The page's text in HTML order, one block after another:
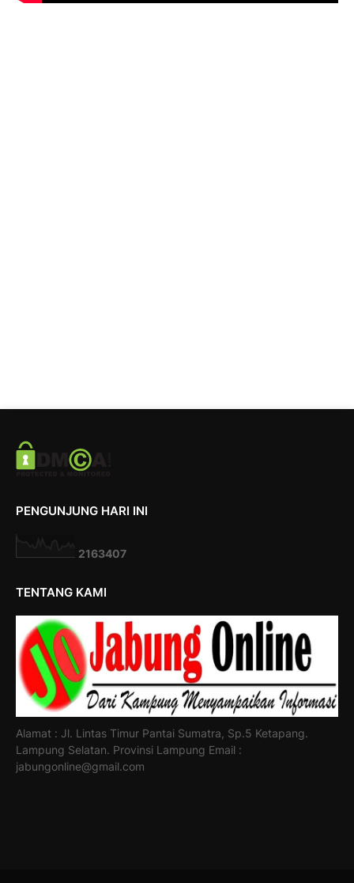
PENGUNJUNG HARI INI
2163407
TENTANG KAMI
Alamat : Jl. Lintas Timur Pantai Sumatra, Sp.5 Ketapang.
Lampung Selatan. Provinsi Lampung Email :
jabungonline@gmail.com